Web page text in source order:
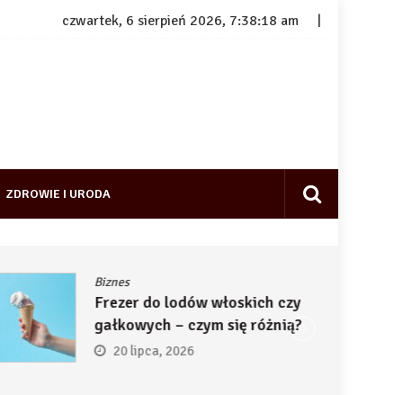
czwartek, 6 sierpień 2026, 7:38:19 am
ZDROWIE I URODA
Biznes
Frezer do lodów włoskich czy
gałkowych – czym się różnią?
20 lipca, 2026